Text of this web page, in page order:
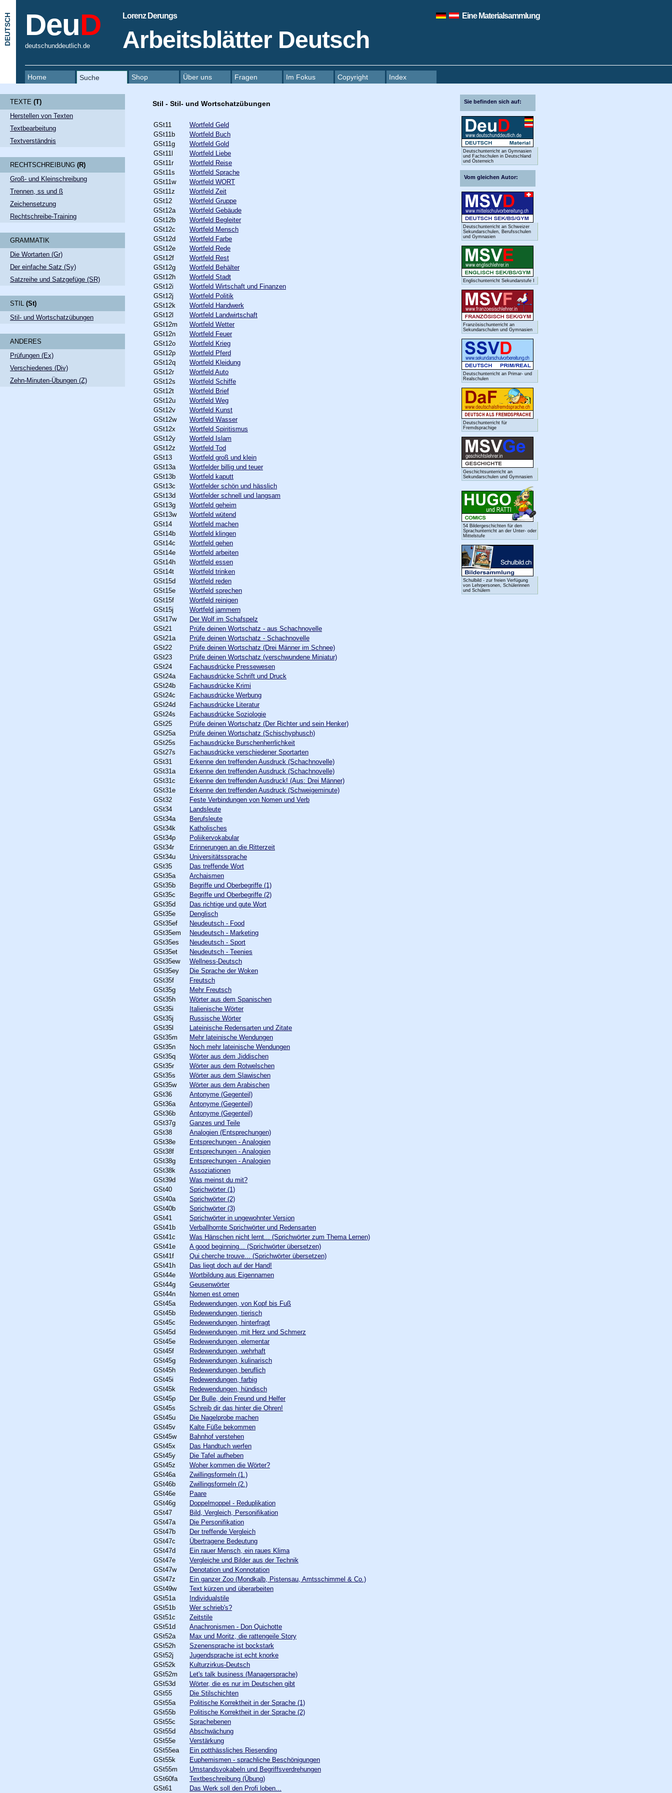
DEUTSCH DeuD
deutschunddeutlich.de
Lorenz Derungs
Arbeitsblätter Deutsch
Eine Materialsammlung
Home Suche Shop Über uns Fragen Im Fokus Copyright Index
TEXTE (T)
Herstellen von Texten
Textbearbeitung
Textverständnis
RECHTSCHREIBUNG (R)
Groß- und Kleinschreibung
Trennen, ss und ß
Zeichensetzung
Rechtschreibe-Training
GRAMMATIK
Die Wortarten (Gr)
Der einfache Satz (Sy)
Satzreihe und Satzgefüge (SR)
STIL (St)
Stil- und Wortschatzübungen
ANDERES
Prüfungen (Ex)
Verschiedenes (Div)
Zehn-Minuten-Übungen (Z)
Stil - Stil- und Wortschatzübungen
GSt11
Wortfeld Geld
GSt11b
Wortfeld Buch
GSt11g
Wortfeld Gold
GSt11l
Wortfeld Liebe
GSt11r
Wortfeld Reise
GSt11s
Wortfeld Sprache
GSt11w
Wortfeld WORT
GSt11z
Wortfeld Zeit
GSt12
Wortfeld Gruppe
GSt12a
Wortfeld Gebäude
GSt12b
Wortfeld Begleiter
GSt12c
Wortfeld Mensch
GSt12d
Wortfeld Farbe
GSt12e
Wortfeld Rede
GSt12f
Wortfeld Rest
GSt12g
Wortfeld Behälter
GSt12h
Wortfeld Stadt
GSt12i
Wortfeld Wirtschaft und Finanzen
GSt12j
Wortfeld Politik
GSt12k
Wortfeld Handwerk
GSt12l
Wortfeld Landwirtschaft
GSt12m
Wortfeld Wetter
GSt12n
Wortfeld Feuer
GSt12o
Wortfeld Krieg
GSt12p
Wortfeld Pferd
GSt12q
Wortfeld Kleidung
GSt12r
Wortfeld Auto
GSt12s
Wortfeld Schiffe
GSt12t
Wortfeld Brief
GSt12u
Wortfeld Weg
GSt12v
Wortfeld Kunst
GSt12w
Wortfeld Wasser
GSt12x
Wortfeld Spiritismus
GSt12y
Wortfeld Islam
GSt12z
Wortfeld Tod
GSt13
Wortfeld groß und klein
GSt13a
Wortfelder billig und teuer
GSt13b
Wortfeld kaputt
GSt13c
Wortfelder schön und hässlich
GSt13d
Wortfelder schnell und langsam
GSt13g
Wortfeld geheim
GSt13w
Wortfeld wütend
GSt14
Wortfeld machen
GSt14b
Wortfeld klingen
GSt14c
Wortfeld gehen
GSt14e
Wortfeld arbeiten
GSt14h
Wortfeld essen
GSt14t
Wortfeld trinken
GSt15d
Wortfeld reden
GSt15e
Wortfeld sprechen
GSt15f
Wortfeld reinigen
GSt15j
Wortfeld jammern
GSt17w
Der Wolf im Schafspelz
GSt21
Prüfe deinen Wortschatz - aus Schachnovelle
GSt21a
Prüfe deinen Wortschatz - Schachnovelle
GSt22
Prüfe deinen Wortschatz (Drei Männer im Schnee)
GSt23
Prüfe deinen Wortschatz (verschwundene Miniatur)
GSt24
Fachausdrücke Pressewesen
GSt24a
Fachausdrücke Schrift und Druck
GSt24b
Fachausdrücke Krimi
GSt24c
Fachausdrücke Werbung
GSt24d
Fachausdrücke Literatur
GSt24s
Fachausdrücke Soziologie
GSt25
Prüfe deinen Wortschatz (Der Richter und sein Henker)
GSt25a
Prüfe deinen Wortschatz (Schischyphusch)
GSt25s
Fachausdrücke Burschenherrlichkeit
GSt27s
Fachausdrücke verschiedener Sportarten
GSt31
Erkenne den treffenden Ausdruck (Schachnovelle)
GSt31a
Erkenne den treffenden Ausdruck (Schachnovelle)
GSt31c
Erkenne den treffenden Ausdruck! (Aus: Drei Männer)
GSt31e
Erkenne den treffenden Ausdruck (Schweigeminute)
GSt32
Feste Verbindungen von Nomen und Verb
GSt34
Landsleute
GSt34a
Berufsleute
GSt34k
Katholisches
GSt34p
Poliikervokabular
GSt34r
Erinnerungen an die Ritterzeit
GSt34u
Universitätssprache
GSt35
Das treffende Wort
GSt35a
Archaismen
GSt35b
Begriffe und Oberbegriffe (1)
GSt35c
Begriffe und Oberbegriffe (2)
GSt35d
Das richtige und gute Wort
GSt35e
Denglisch
GSt35ef
Neudeutsch - Food
GSt35em
Neudeutsch - Marketing
GSt35es
Neudeutsch - Sport
GSt35et
Neudeutsch - Teenies
GSt35ew
Wellness-Deutsch
GSt35ey
Die Sprache der Woken
GSt35f
Freutsch
GSt35g
Mehr Freutsch
GSt35h
Wörter aus dem Spanischen
GSt35i
Italienische Wörter
GSt35j
Russische Wörter
GSt35l
Lateinische Redensarten und Zitate
GSt35m
Mehr lateinische Wendungen
GSt35n
Noch mehr lateinische Wendungen
GSt35q
Wörter aus dem Jiddischen
GSt35r
Wörter aus dem Rotwelschen
GSt35s
Wörter aus dem Slawischen
GSt35w
Wörter aus dem Arabischen
GSt36
Antonyme (Gegenteil)
GSt36a
Antonyme (Gegenteil)
GSt36b
Antonyme (Gegenteil)
GSt37g
Ganzes und Teile
GSt38
Analogien (Entsprechungen)
GSt38e
Entsprechungen - Analogien
GSt38f
Entsprechungen - Analogien
GSt38g
Entsprechungen - Analogien
GSt38k
Assoziationen
GSt39d
Was meinst du mit?
GSt40
Sprichwörter (1)
GSt40a
Sprichwörter (2)
GSt40b
Sprichwörter (3)
GSt41
Sprichwörter in ungewohnter Version
GSt41b
Verballhornte Sprichwörter und Redensarten
GSt41c
Was Hänschen nicht lernt... (Sprichwörter zum Thema Lernen)
GSt41e
A good beginning... (Sprichwörter übersetzen)
GSt41f
Qui cherche trouve... (Sprichwörter übersetzen)
GSt41h
Das liegt doch auf der Hand!
GSt44e
Wortbildung aus Eigennamen
GSt44g
Geusenwörter
GSt44n
Nomen est omen
GSt45a
Redewendungen, von Kopf bis Fuß
GSt45b
Redewendungen, tierisch
GSt45c
Redewendungen, hinterfragt
GSt45d
Redewendungen, mit Herz und Schmerz
GSt45e
Redewendungen, elementar
GSt45f
Redewendungen, wehrhaft
GSt45g
Redewendungen, kulinarisch
GSt45h
Redewendungen, beruflich
GSt45i
Redewendungen, farbig
GSt45k
Redewendungen, hündisch
GSt45p
Der Bulle, dein Freund und Helfer
GSt45s
Schreib dir das hinter die Ohren!
GSt45u
Die Nagelprobe machen
GSt45v
Kalte Füße bekommen
GSt45w
Bahnhof verstehen
GSt45x
Das Handtuch werfen
GSt45y
Die Tafel aufheben
GSt45z
Woher kommen die Wörter?
GSt46a
Zwillingsformeln (1.)
GSt46b
Zwillingsformeln (2.)
GSt46e
Paare
GSt46g
Doppelmoppel - Reduplikation
GSt47
Bild, Vergleich, Personifikation
GSt47a
Die Personifikation
GSt47b
Der treffende Vergleich
GSt47c
Übertragene Bedeutung
GSt47d
Ein rauer Mensch, ein raues Klima
GSt47e
Vergleiche und Bilder aus der Technik
GSt47w
Denotation und Konnotation
GSt47z
Ein ganzer Zoo (Mondkalb, Pistensau, Amtsschimmel & Co.)
GSt49w
Text kürzen und überarbeiten
GSt51a
Individualstile
GSt51b
Wer schrieb's?
GSt51c
Zeitstile
GSt51d
Anachronismen - Don Quichotte
GSt52a
Max und Moritz, die rattengeile Story
GSt52h
Szenensprache ist bockstark
GSt52j
Jugendsprache ist echt knorke
GSt52k
Kulturzirkus-Deutsch
GSt52m
Let's talk business (Managersprache)
GSt53d
Wörter, die es nur im Deutschen gibt
GSt55
Die Stilschichten
GSt55a
Politische Korrektheit in der Sprache (1)
GSt55b
Politische Korrektheit in der Sprache (2)
GSt55c
Sprachebenen
GSt55d
Abschwächung
GSt55e
Verstärkung
GSt55ea
Ein potthässliches Riesending
GSt55k
Euphemismen - sprachliche Beschönigungen
GSt55m
Umstandsvokabeln und Begriffsverdrehungen
GSt60fa
Textbeschreibung (Übung)
GSt61
Das Werk soll den Profi loben...
Sie befinden sich auf:
Deutschunterricht an Gymnasien
und Fachschulen in Deutschland
und Österreich
Vom gleichen Autor:
Deutschunterricht an Schweizer
Sekundarschulen, Berufsschulen
und Gymnasien
Englischunterricht Sekundarstufe I
Französischunterricht an
Sekundarschulen und Gymnasien
Deutschunterricht an Primar- und
Realschulen
Deutschunterricht für
Fremdsprachige
Geschichtsunterricht an
Sekundarschulen und Gymnasien
54 Bildergeschichten für den
Sprachunterricht an der Unter- oder
Mittelstufe
Schulbild - zur freien Verfügung
von Lehrpersonen, Schülerinnen
und Schülern